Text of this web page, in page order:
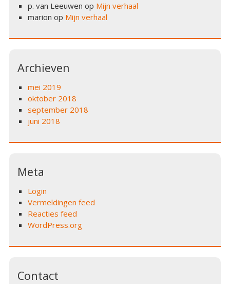
p. van Leeuwen op Mijn verhaal
marion op Mijn verhaal
Archieven
mei 2019
oktober 2018
september 2018
juni 2018
Meta
Login
Vermeldingen feed
Reacties feed
WordPress.org
Contact